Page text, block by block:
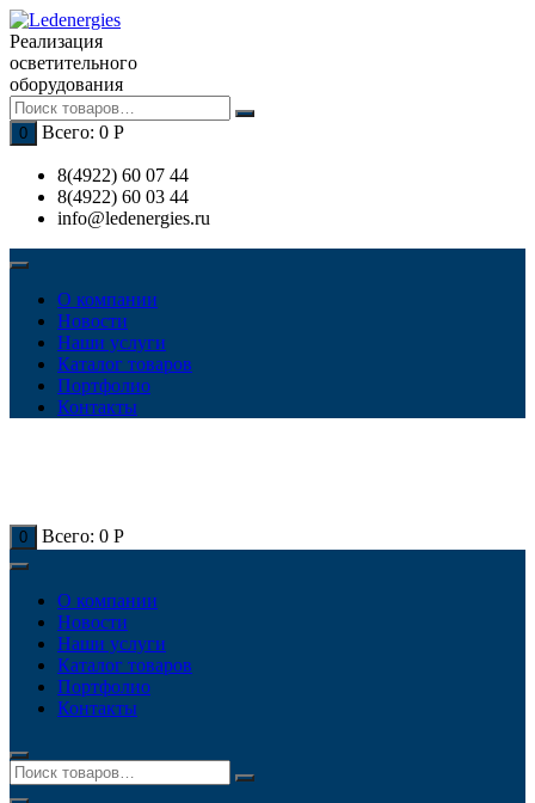
Перейти
к
содержимому
Реализация
осветительного
оборудования
0 Всего: 0 Р
8(4922) 60 07 44
8(4922) 60 03 44
info@ledenergies.ru
О компании
Новости
Наши услуги
Каталог товаров
Портфолио
Контакты
0 Всего: 0 Р
О компании
Новости
Наши услуги
Каталог товаров
Портфолио
Контакты